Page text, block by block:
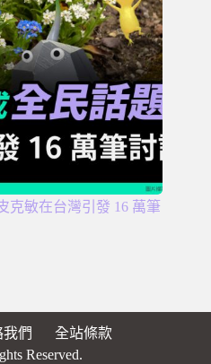
克敏在台灣引發 16 萬筆
們
全站條款
Reserved.